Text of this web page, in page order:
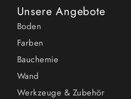
Unsere Angebote
Boden
Farben
Bauchemie
Wand
Werkzeuge & Zubehör